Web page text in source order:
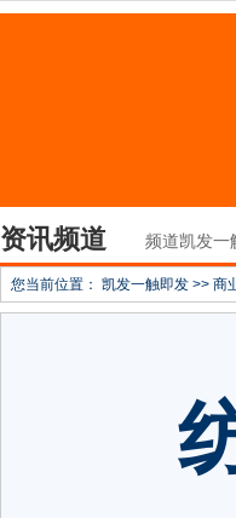
资讯频道 频道凯发一
您当前位置： 凯发一触即发 >> 商